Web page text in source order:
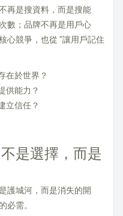
再是搜資料，而是搜能
數；品牌不再是用戶心
心競爭，也從 “讓用戶記住
在於世界？
供能力？
立信任？
是選擇，而是
護城河，而是消失的開
必需。